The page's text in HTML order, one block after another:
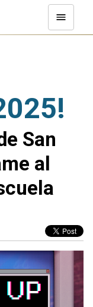
San
al